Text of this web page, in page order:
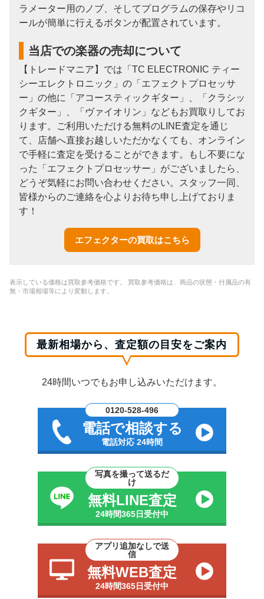
ラメーター用のノブ、そしてプログラムの保存やリコ
ールが簡単に行えるボタンが配置されています。
当店での楽器の売却について
【トレードマニア】では「TC ELECTRONIC ティー
シーエレクトロニック」の「エフェクトプロセッサ
ー」の他に「アコースティックギター」、「クラシッ
クギター」、「ヴァイオリン」などもお買取りしてお
ります。ご利用いただける無料のLINE査定を通じ
て、店舗へ直接お越しいただかなくても、オンライン
で手軽に査定を受けることができます。もし不要にな
った「エフェクトプロセッサー」がございましたら、
どうぞ気軽にお問い合わせください。スタッフ一同、
皆様からのご連絡を心よりお待ち申し上げておりま
す！
エフェクターの買取はこちら
表示している価格は買取参考価格です。 買取参考価格は、商品の状態・付属品の有
無・市場相場等により変動します。
最新相場から、査定額の目安をご案内
24時間いつでもお申し込みいただけます。
0120-528-496
電話で相談する
電話対応 24時間
写真を撮って送るだ
け
無料LINE査定
24時間365日受付中
アプリ追加なしで送
信
無料WEB査定
24時間365日受付中